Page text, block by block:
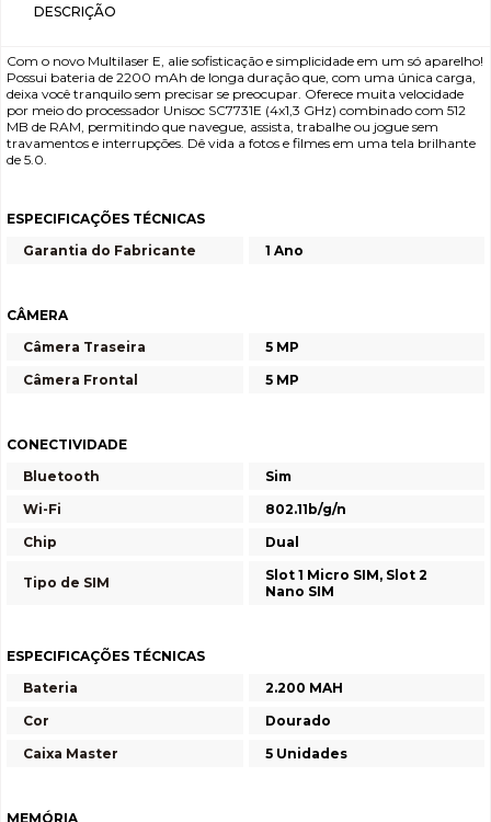
DESCRIÇÃO
Com o novo Multilaser E, alie sofisticação e simplicidade em um só aparelho!
Possui bateria de 2200 mAh de longa duração que, com uma única carga,
deixa você tranquilo sem precisar se preocupar. Oferece muita velocidade
por meio do processador Unisoc SC7731E (4x1,3 GHz) combinado com 512
MB de RAM, permitindo que navegue, assista, trabalhe ou jogue sem
travamentos e interrupções. Dê vida a fotos e filmes em uma tela brilhante
de 5.0.
ESPECIFICAÇÕES TÉCNICAS
Garantia do Fabricante
1 Ano
CÂMERA
Câmera Traseira
5 MP
Câmera Frontal
5 MP
CONECTIVIDADE
Bluetooth
Sim
Wi-Fi
802.11b/g/n
Chip
Dual
Tipo de SIM
Slot 1 Micro SIM, Slot 2
Nano SIM
ESPECIFICAÇÕES TÉCNICAS
Bateria
2.200 MAH
Cor
Dourado
Caixa Master
5 Unidades
MEMÓRIA